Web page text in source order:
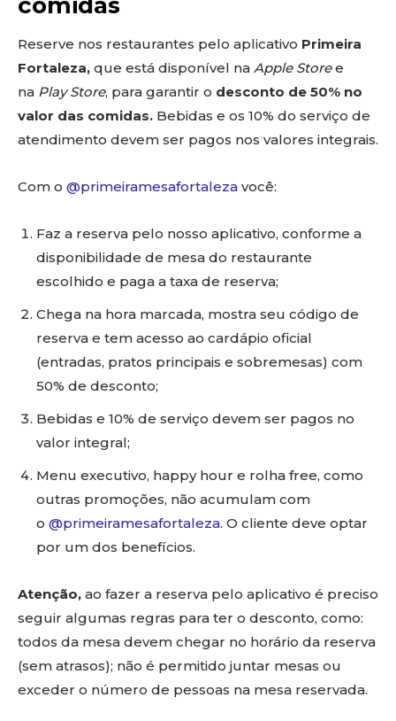
Reserve nos restaurantes pelo aplicativo Primeira
Fortaleza, que está disponível na Apple Storee
na Play Store, para garantir o desconto de 50% no
valor das comidas. Bebidas e os 10% do serviço de
atendimento devem ser pagos nos valores integrais.
Com o @primeiramesafortaleza você:
Faz a reserva pelo nosso aplicativo, conforme a
disponibilidade de mesa do restaurante
escolhido e paga a taxa de reserva;
Chega na hora marcada, mostra seu código de
reserva e tem acesso ao cardápio oficial
(entradas, pratos principais e sobremesas) com
50% de desconto;
Bebidas e 10% de serviço devem ser pagos no
valor integral;
Menu executivo, happy hour e rolha free, como
outras promoções, não acumulam com
o @primeiramesafortaleza. O cliente deve optar
por um dos benefícios.
Atenção, ao fazer a reserva pelo aplicativo é preciso
seguir algumas regras para ter o desconto, como:
todos da mesa devem chegar no horário da reserva
(sem atrasos); não é permitido juntar mesas ou
exceder o número de pessoas na mesa reservada.